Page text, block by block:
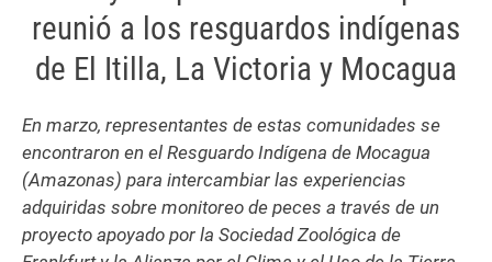
reunió a los resguardos indígenas
de El Itilla, La Victoria y Mocagua
En marzo, representantes de estas comunidades se
encontraron en el Resguardo Indígena de Mocagua
(Amazonas) para intercambiar las experiencias
adquiridas sobre monitoreo de peces a través de un
proyecto apoyado por la Sociedad Zoológica de